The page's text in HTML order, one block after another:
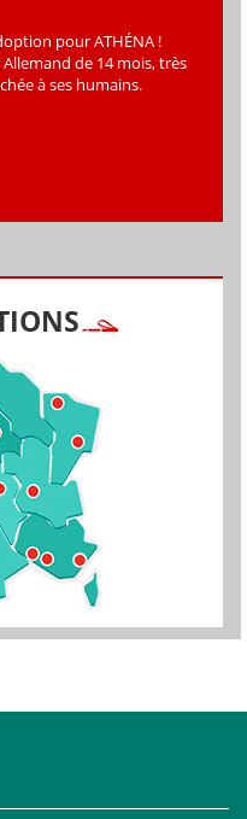
pour ATHÉNA !
de 14 mois, très
à ses humains.